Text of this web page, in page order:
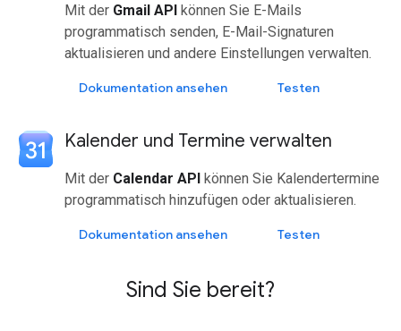
Mit der Gmail API können Sie E-Mails
programmatisch senden, E-Mail-Signaturen
aktualisieren und andere Einstellungen verwalten.
Dokumentation ansehen Testen
Kalender und Termine verwalten
Mit der Calendar API können Sie Kalendertermine
programmatisch hinzufügen oder aktualisieren.
Dokumentation ansehen Testen
Sind Sie bereit?